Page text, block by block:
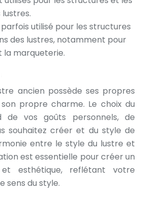
parfois utilisé pour les structures
des lustres, notamment pour
la marqueterie.
ancien possède ses propres
propre charme. Le choix du
de vos goûts personnels, de
souhaitez créer et du style de
entre le style du lustre et
est essentielle pour créer un
esthétique, reflétant votre
sens du style.